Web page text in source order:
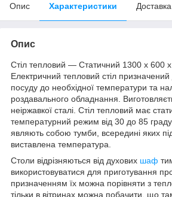
Опис Характеристики Доставка
Опис
Стіл тепловий — Статичний 1300 х 600
Електричний тепловий стіл призначений
посуду до необхідної температури та
роздавального обладнання.
неіржавкої сталі. Стіл тепловий має
температурний режим від 30 до 85
являють собою тумби, всередині яких
виставлена температура.
Столи відрізняються від духових шаф
використовуватися для приготування
призначенням їх можна порівняти з
тільки в вітринах можна побачити, що